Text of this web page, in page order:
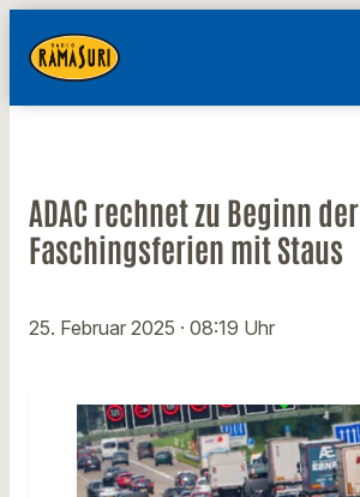
ADAC rechnet zu Beginn der
Faschingsferien mit Staus
25. Februar 2025 · 08:19 Uhr